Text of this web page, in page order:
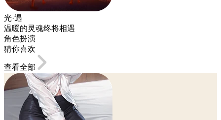
光·遇
温暖的灵魂终将相遇
角色扮演
猜你喜欢
查看全部